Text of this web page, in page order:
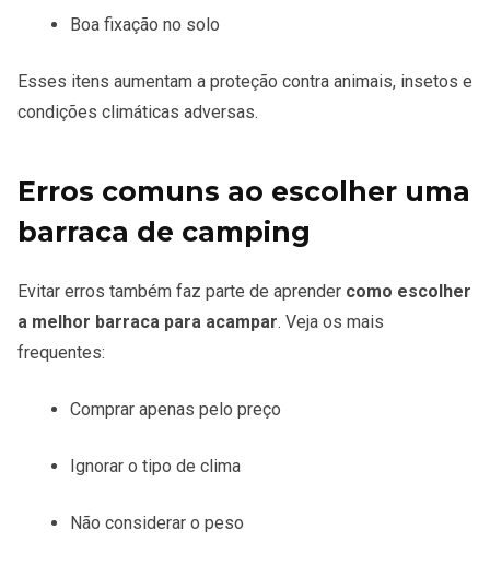
Boa fixação no solo
Esses itens aumentam a proteção contra animais, insetos e
condições climáticas adversas.
Erros comuns ao escolher uma
barraca de camping
Evitar erros também faz parte de aprender como escolher
a melhor barraca para acampar. Veja os mais
frequentes:
Comprar apenas pelo preço
Ignorar o tipo de clima
Não considerar o peso